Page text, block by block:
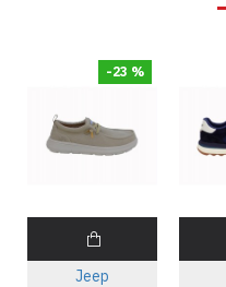
-23 %
Jeep